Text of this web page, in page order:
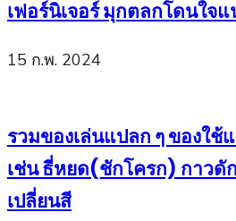
เฟอร์นิเจอร์ มุกตลกโดนใจ
15 ก.พ. 2024
รวมของเล่นแปลก ๆ ของใ
เช่น ธี่หยด(ชักโครก) กาวดั
เปลี่ยนสี